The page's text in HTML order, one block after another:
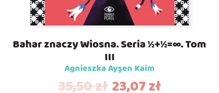
Bahar znaczy Wiosna. Seria ½+½=∞. Tom
III
Agnieszka Ayşen Kaim
35,50zł 23,07zł